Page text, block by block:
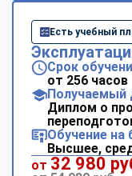
Есть учебный
Срок
от 256 часов
Получаемый
Диплом о
Обучение на
Высшее,
от 32 980